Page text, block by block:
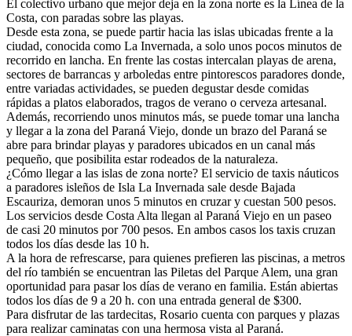
El colectivo urbano que mejor deja en la zona norte es la Línea de la
Costa, con paradas sobre las playas.
Desde esta zona, se puede partir hacia las islas ubicadas frente a la
ciudad, conocida como La Invernada, a solo unos pocos minutos de
recorrido en lancha. En frente las costas intercalan playas de arena,
sectores de barrancas y arboledas entre pintorescos paradores donde,
entre variadas actividades, se pueden degustar desde comidas
rápidas a platos elaborados, tragos de verano o cerveza artesanal.
Además, recorriendo unos minutos más, se puede tomar una lancha
y llegar a la zona del Paraná Viejo, donde un brazo del Paraná se
abre para brindar playas y paradores ubicados en un canal más
pequeño, que posibilita estar rodeados de la naturaleza.
¿Cómo llegar a las islas de zona norte? El servicio de taxis náuticos
a paradores isleños de Isla La Invernada sale desde Bajada
Escauriza, demoran unos 5 minutos en cruzar y cuestan 500 pesos.
Los servicios desde Costa Alta llegan al Paraná Viejo en un paseo
de casi 20 minutos por 700 pesos. En ambos casos los taxis cruzan
todos los días desde las 10 h.
A la hora de refrescarse, para quienes prefieren las piscinas, a metros
del río también se encuentran las Piletas del Parque Alem, una gran
oportunidad para pasar los días de verano en familia. Están abiertas
todos los días de 9 a 20 h. con una entrada general de $300.
Para disfrutar de las tardecitas, Rosario cuenta con parques y plazas
para realizar caminatas con una hermosa vista al Paraná.